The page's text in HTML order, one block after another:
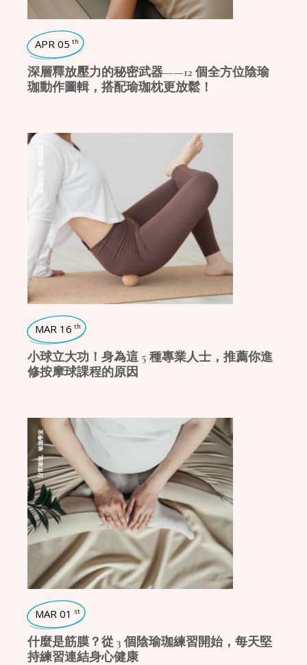
APR 05 th
深層釋放壓力的秘密武器——12 個全方位陰瑜
珈動作圖輯，搭配瑜珈枕更放鬆！
瑜珈生活
MAR 16 th
小球立大功！身為這 5 種專業人士，推薦你進
修按摩球課程的原因
日常瑜珈
瑜珈學堂
MAR 01 st
什麼是筋膜？從 3 個陰瑜珈練習開始，每天堅
持練習連結身心健康